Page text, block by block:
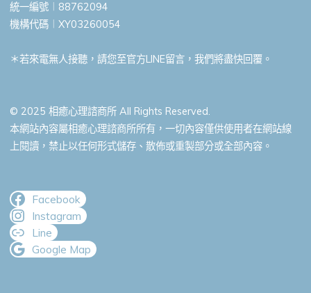
統一編號︱88762094
機構代碼︱XY03260054
＊若來電無人接聽，請您至官方LINE留言，我們將盡快回覆。
© 2025 相癒心理諮商所 All Rights Reserved.
本網站內容屬相癒心理諮商所所有，一切內容僅供使用者在網站線
上閱讀，禁止以任何形式儲存、散佈或重製部分或全部內容。
Facebook
Instagram
Line
Google Map